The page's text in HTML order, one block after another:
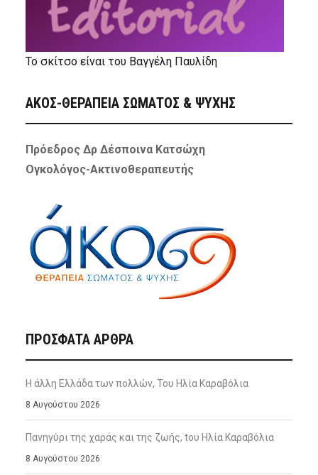
Το σκίτσο είναι του Βαγγέλη Παυλίδη
ΑΚΟΣ-ΘΕΡΑΠΕΙΑ ΣΩΜΑΤΟΣ & ΨΥΧΗΣ
Πρόεδρος Δρ Δέσποινα Κατσώχη
Ογκολόγος-Ακτινοθεραπευτής
ΠΡΌΣΦΑΤΑ ΆΡΘΡΑ
Η άλλη Ελλάδα των πολλών, Του Ηλία Καραβόλια
8 Αυγούστου 2026
Πανηγύρι της χαράς και της ζωής, tου Ηλία Καραβόλια
8 Αυγούστου 2026